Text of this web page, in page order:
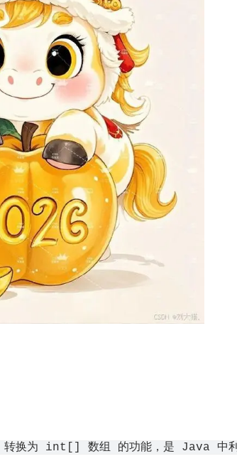
换为 int[] 数组 的功能，是 Java 中